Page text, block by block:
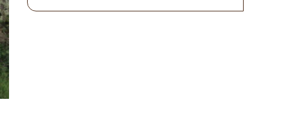
51
peche-